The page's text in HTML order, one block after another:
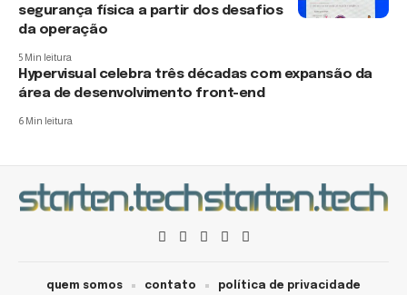
segurança física a partir dos desafios
da operação
5 Min leitura
Hypervisual celebra três décadas com expansão da
área de desenvolvimento front-end
6 Min leitura
quem somos contato política de privacidade